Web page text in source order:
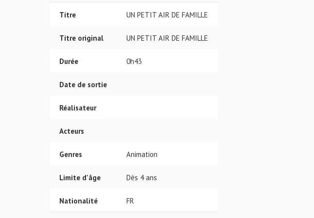
Titre UN PETIT AIR DE FAMILLE
Titre original UN PETIT AIR DE FAMILLE
Durée 0h43
Date de sortie
Réalisateur
Acteurs
Genres Animation
Limite d'âge Dès 4 ans
Nationalité FR